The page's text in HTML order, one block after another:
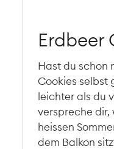
Erdbeer
Hast du schon
Cookies selbst
leichter als du
verspreche dir,
heissen
dem Balkon